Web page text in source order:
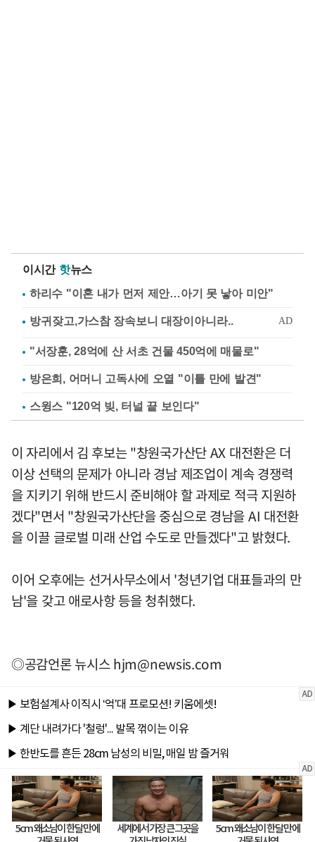
이시간 핫뉴스
하리수 "이혼 내가 먼저 제안…아기 못 낳아 미안"
"서장훈, 28억에 산 서초 건물 450억에 매물로"
방은희, 어머니 고독사에 오열 "이틀 만에 발견"
스윙스 "120억 빚, 터널 끝 보인다"
이 자리에서 김 후보는 "창원국가산단 AX 대전환은 더
이상 선택의 문제가 아니라 경남 제조업이 계속 경쟁력
을 지키기 위해 반드시 준비해야 할 과제로 적극 지원하
겠다"면서 "창원국가산단을 중심으로 경남을 AI 대전환
을 이끌 글로벌 미래 산업 수도로 만들겠다"고 밝혔다.
이어 오후에는 선거사무소에서 '청년기업 대표들과의 만
남'을 갖고 애로사항 등을 청취했다.
◎공감언론 뉴시스hjm@newsis.com